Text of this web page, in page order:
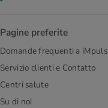
Pagine preferite
Domande frequenti a iMpuls
Servizio clienti e Contatto
Centri salute
Su di noi